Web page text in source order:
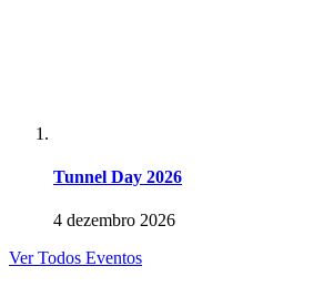
Tunnel Day 2026
4 dezembro 2026
Ver Todos Eventos